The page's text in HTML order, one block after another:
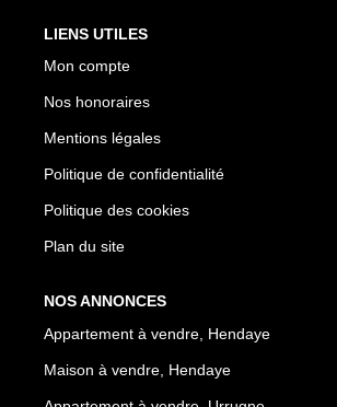
LIENS UTILES
Mon compte
Nos honoraires
Mentions légales
Politique de confidentialité
Politique des cookies
Plan du site
NOS ANNONCES
Appartement à vendre, Hendaye
Maison à vendre, Hendaye